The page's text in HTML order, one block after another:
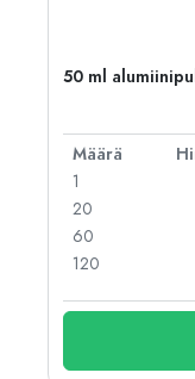
50 ml
Määrä
1
20
60
120